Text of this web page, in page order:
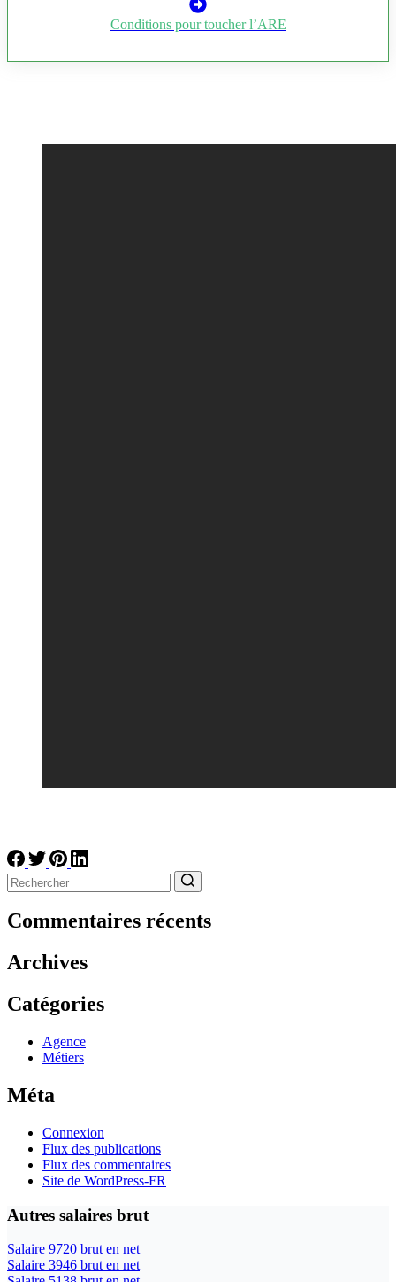
Conditions pour toucher l’ARE
résultat
Commentaires récents
Archives
Catégories
Agence
Métiers
Méta
Connexion
Flux des publications
Flux des commentaires
Site de WordPress-FR
Autres salaires brut
Salaire 9720 brut en net
Salaire 3946 brut en net